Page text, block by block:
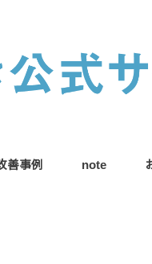
善事例 note